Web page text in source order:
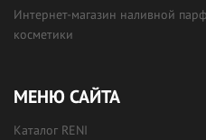
Интернет-магазин наливной
косметики
МЕНЮ САЙТА
Каталог RENI